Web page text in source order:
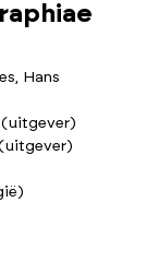
Hans
(uitgever)